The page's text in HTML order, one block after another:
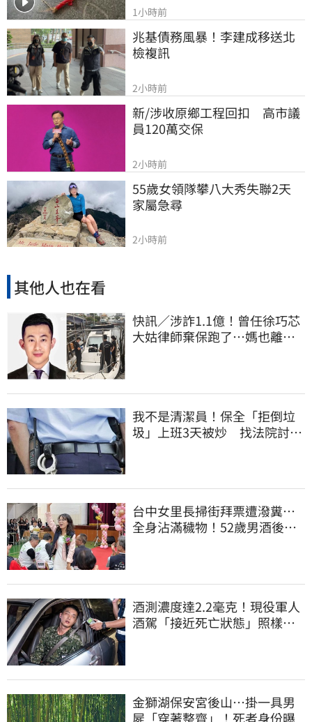
1小時前
兆基債務風暴！李建成移送北
檢複訊
2小時前
新/涉收原鄉工程回扣　高市議
員120萬交保
2小時前
55歲女領隊攀八大秀失聯2天
家屬急尋
2小時前
其他人也在看
快訊／涉詐1.1億！曾任徐巧芯
大姑律師棄保跑了…媽也離
我不是清潔員！保全「拒倒垃
圾」上班3天被炒 找法院討公
台中女里長掃街拜票遭潑糞⋯
全身沾滿穢物！52歲男酒後失
酒測濃度達2.2毫克！現役軍人
酒駕「接近死亡狀態」照樣開
金獅湖保安宮後山…掛一具男
屍「穿著整齊」！死者身份曝